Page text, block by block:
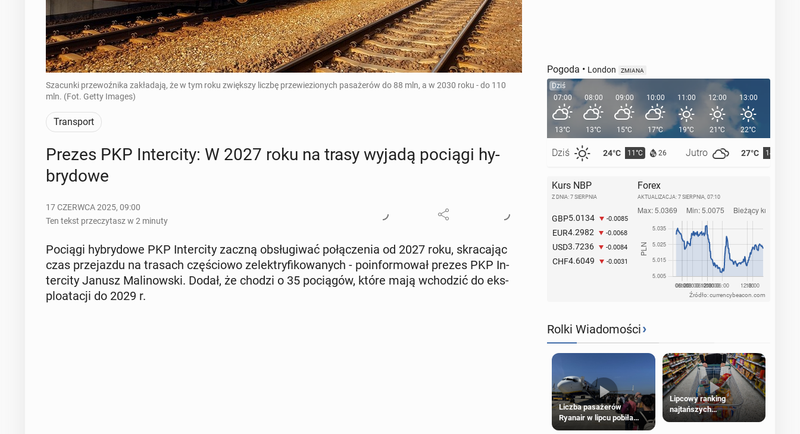
Szacunki przewoźnika zakładają, że w tym roku zwiększy liczbę przewiezionych pasażerów do 88 mln, a w 2030 roku - do 110
mln. (Fot. Getty Images)
Transport
Prezes PKP In­ter­ci­ty: W 2027 roku na trasy wyjadą pociągi hy­
bry­do­we
17 CZERWCA 2025, 09:00
Ten tekst przeczytasz w 2 minuty
Pociągi hy­bry­do­we PKP In­ter­ci­ty zaczną ob­słu­gi­wać po­łą­cze­nia od 2027 roku, skra­ca­jąc
czas prze­jaz­du na trasach czę­ścio­wo ze­lek­try­fi­ko­wa­nych - po­in­for­mo­wał prezes PKP In­
ter­ci­ty Janusz Ma­li­now­ski. Dodał, że chodzi o 35 po­cią­gów, które mają wcho­dzić do eks­
plo­ata­cji do 2029 r.
Pogoda • London ZMIANA
Dziś
07:00
13°C
Dziś 24°C 11°C 26 Jutro 27°C 14°C
08:00
13°C
09:00
15°C
10:00
17°C
11:00
19°C
12:00
21°C
13:00
22°C
Kurs NBP
Z DNIA: 7 SIERPNIA
GBP5.0134 -0.0085
EUR4.2982 -0.0068
USD3.7236 -0.0084
CHF4.6049 -0.0031
Forex
AKTUALIZACJA: 7 SIERPNIA, 07:10
Źródło: currencybeacon.com
Rolki Wiadomości›
Liczba pasażerów
Ryanair w lipcu pobiła
rekord
Lipcowy ranking
najtańszych
supermarketów